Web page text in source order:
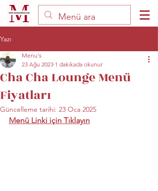
Yazı
Cha Cha Lounge Menü
Fiyatları
Menu's
23 Ağu 2023 1 dakikada okunur
Güncelleme tarihi: 23 Oca 2025
Menü Linki için Tıklayın